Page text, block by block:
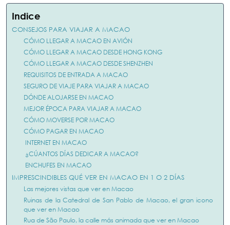
Indice
CONSEJOS PARA VIAJAR A MACAO
CÓMO LLEGAR A MACAO EN AVIÓN
CÓMO LLEGAR A MACAO DESDE HONG KONG
CÓMO LLEGAR A MACAO DESDE SHENZHEN
REQUISITOS DE ENTRADA A MACAO
SEGURO DE VIAJE PARA VIAJAR A MACAO
DÓNDE ALOJARSE EN MACAO
MEJOR ÉPOCA PARA VIAJAR A MACAO
CÓMO MOVERSE POR MACAO
CÓMO PAGAR EN MACAO
INTERNET EN MACAO
¿CÚANTOS DÍAS DEDICAR A MACAO?
ENCHUFES EN MACAO
IMPRESCINDIBLES QUÉ VER EN MACAO EN 1 O 2 DÍAS
Las mejores vistas que ver en Macao
Ruinas de la Catedral de San Pablo de Macao, el gran icono
que ver en Macao
Rua de São Paulo, la calle más animada que ver en Macao